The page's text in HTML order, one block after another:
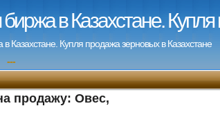
в Казахстане.
Казахстане. Купля продажа зерновых в Казахстане
---
продажу: Овес,